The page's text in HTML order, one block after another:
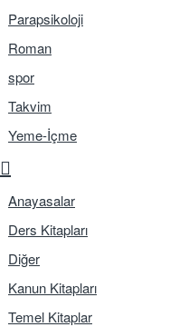
Parapsikoloji
Roman
spor
Takvim
Yeme-İçme
Anayasalar
Ders Kitapları
Diğer
Kanun Kitapları
Temel Kitaplar